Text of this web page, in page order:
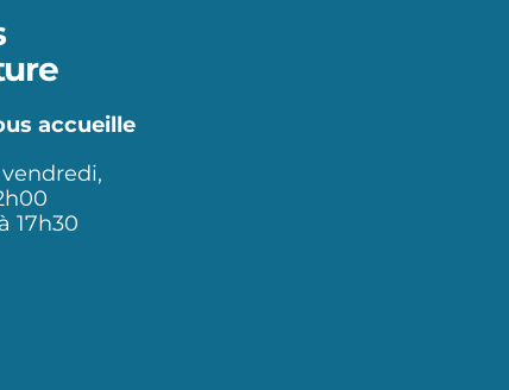
accueille
17h30